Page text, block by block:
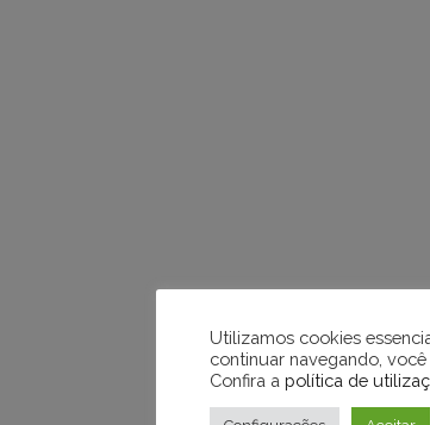
Utilizamos cookies
continuar navegando,
Confira a política de